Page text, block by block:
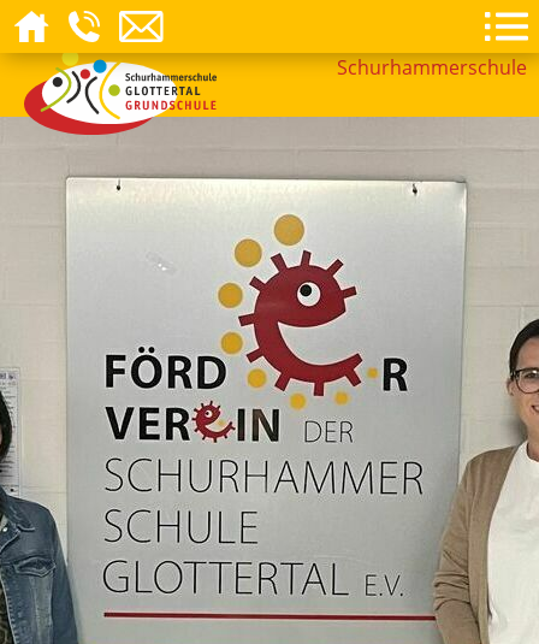
Schurhammerschule